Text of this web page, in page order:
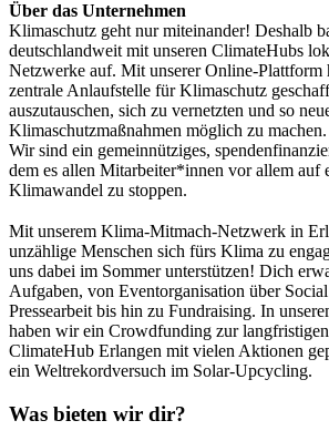
Über das Unternehmen
Klimaschutz geht nur miteinander! Deshalb
deutschlandweit mit unseren ClimateHubs
Netzwerke auf. Mit unserer Online-Plattform
zentrale Anlaufstelle für Klimaschutz
auszutauschen, sich zu vernetzten und so
Klimaschutzmaßnahmen möglich zu machen.
Wir sind ein gemeinnütziges,
dem es allen Mitarbeiter*innen vor allem auf
Klimawandel zu stoppen.
Mit unserem Klima-Mitmach-Netzwerk in
unzählige Menschen sich fürs Klima zu
uns dabei im Sommer unterstützen! Dich
Aufgaben, von Eventorganisation über
Pressearbeit bis hin zu Fundraising. In
haben wir ein Crowdfunding zur
ClimateHub Erlangen mit vielen Aktionen
ein Weltrekordversuch im Solar-Upcycling.
Was bieten wir dir?